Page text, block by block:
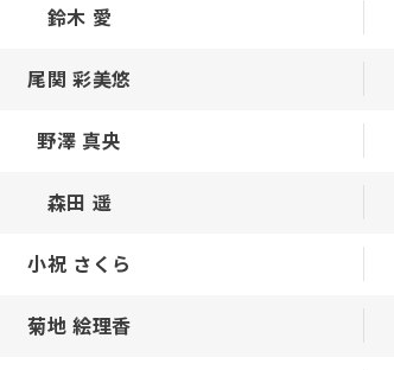
鈴木 愛
尾関 彩美悠
野澤 真央
森田 遥
小祝 さくら
菊地 絵理香